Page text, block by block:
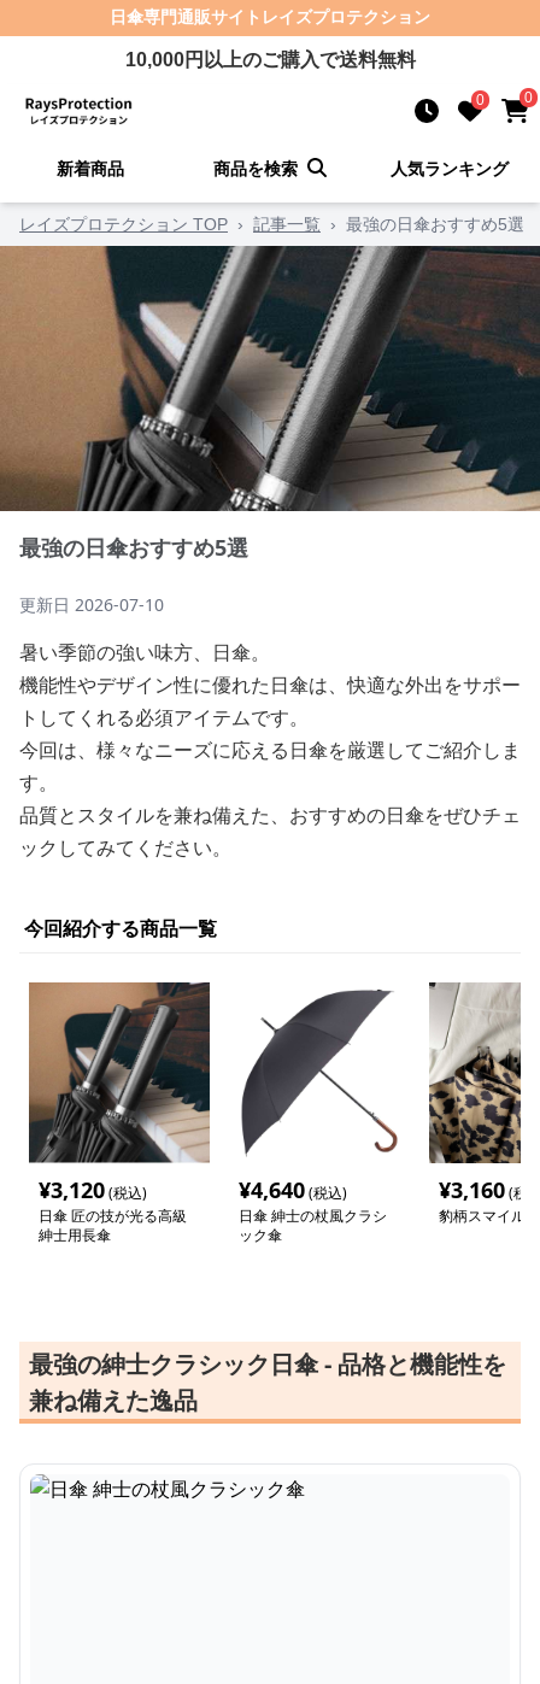
日傘専門通販サイト レイズプロテクション
10,000円以上のご購入で送料無料
0 0
新着商品 商品を検索 人気ランキング
レイズプロテクション TOP › 記事一覧 › 最強の日傘おすすめ5選
最強の日傘おすすめ5選
更新日 2026-07-10
暑い季節の強い味方、日傘。
機能性やデザイン性に優れた日傘は、快適な外出をサポー
トしてくれる必須アイテムです。
今回は、様々なニーズに応える日傘を厳選してご紹介しま
す。
品質とスタイルを兼ね備えた、おすすめの日傘をぜひチェ
ックしてみてください。
今回紹介する商品一覧
¥3,120(税込)
日傘 匠の技が光る高級
紳士用長傘
¥4,640(税込)
日傘 紳士の杖風クラシ
ック傘
¥3,160(税
豹柄スマイル
最強の紳士クラシック日傘 - 品格と機能性を
兼ね備えた逸品